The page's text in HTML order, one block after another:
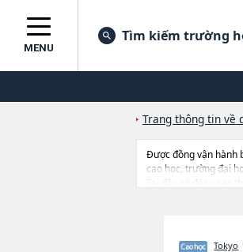
MENU
Tìm kiếm trường
Trang thông tin về
Được đồng vận hành
cao học, trường đại
Tại đây có đăng
Tokyo